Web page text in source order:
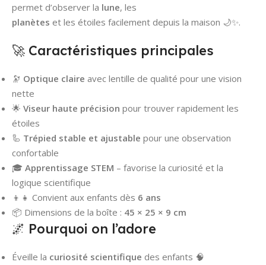
permet d’observer la lune, les
planètes et les étoiles facilement depuis la maison 🌙✨.
🚀 Caractéristiques principales
🔭 Optique claire avec lentille de qualité pour une vision
nette
🌟 Viseur haute précision pour trouver rapidement les
étoiles
🦾 Trépied stable et ajustable pour une observation
confortable
🎓 Apprentissage STEM – favorise la curiosité et la
logique scientifique
👦👧 Convient aux enfants dès 6 ans
📦 Dimensions de la boîte : 45 × 25 × 9 cm
🌌 Pourquoi on l’adore
Éveille la curiosité scientifique des enfants 🧠